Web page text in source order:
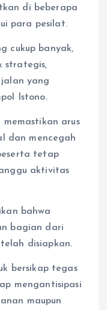
di beberapa
para pesilat.
cukup banyak,
strategis,
yang
Istono.
arus
dan mencegah
tetap
aktivitas
bahwa
bagian dari
disiapkan.
bersikap tegas
mengantisipasi
maupun